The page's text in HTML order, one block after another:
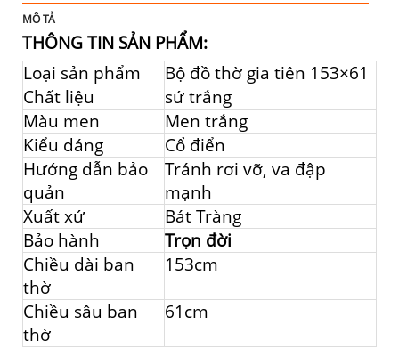
MÔ TẢ
THÔNG TIN SẢN PHẨM:
Loại sản phẩm
Bộ đồ thờ gia tiên 153×61
Chất liệu
sứ trắng
Màu men
Men trắng
Kiểu dáng
Cổ điển
Hướng dẫn bảo
quản
Tránh rơi vỡ, va đập
mạnh
Xuất xứ
Bát Tràng
Bảo hành
Trọn đời
Chiều dài ban
thờ
153cm
Chiều sâu ban
thờ
61cm